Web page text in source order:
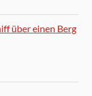
über einen Berg